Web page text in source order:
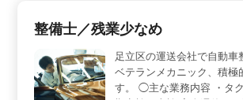
収入を得ることができるのは大きな魅
テラン整備士が活躍できる職場＞ この企
車整備士としての経験が求められますが
ず、幅広い年齢層の経験者が活躍できる
ます。3級自動車整備士以上の資格を持っ
整備士／残業少なめ
足立区の運送会社で自動車
ベテランメカニック、積極
す。 ◯主な業務内容 ・タ